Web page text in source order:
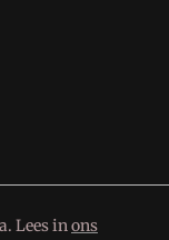
Lees inons